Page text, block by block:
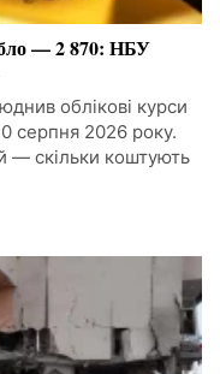
— 2 870: НБУ
облікові курси
серпня 2026 року.
— скільки коштують